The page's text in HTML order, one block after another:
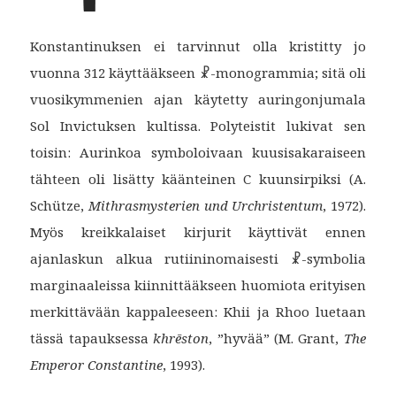
Konstantinuksen ei tarvinnut olla kristitty jo
vuonna 312 käyttääkseen ☧-monogrammia; sitä oli
vuosikymmenien ajan käytetty auringonjumala
Sol Invictuksen kultissa. Polyteistit lukivat sen
toisin: Aurinkoa symboloivaan kuusisakaraiseen
tähteen oli lisätty käänteinen C kuunsirpiksi (A.
Schütze, Mithrasmysterien und Urchristentum, 1972).
Myös kreikkalaiset kirjurit käyttivät ennen
ajanlaskun alkua rutiininomaisesti ☧-symbolia
marginaaleissa kiinnittääkseen huomiota erityisen
merkittävään kappaleeseen: Khii ja Rhoo luetaan
tässä tapauksessa khrēston, ”hyvää” (M. Grant, The
Emperor Constantine, 1993).